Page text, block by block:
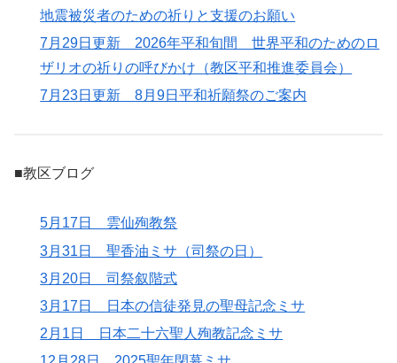
地震被災者のための祈りと支援のお願い
7月29日更新 2026年平和旬間 世界平和のためのロ
ザリオの祈りの呼びかけ（教区平和推進委員会）
7月23日更新 8月9日平和祈願祭のご案内
■教区ブログ
5月17日 雲仙殉教祭
3月31日 聖香油ミサ（司祭の日）
3月20日 司祭叙階式
3月17日 日本の信徒発見の聖母記念ミサ
2月1日 日本二十六聖人殉教記念ミサ